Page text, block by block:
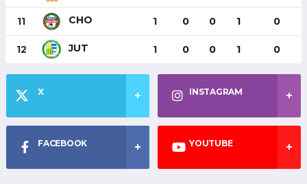
11 CHO 1 0 0 1 0
12 JUT 1 0 0 1 0
X INSTAGRAM
FACEBOOK YOUTUBE